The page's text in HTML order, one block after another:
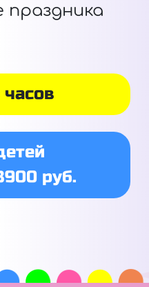
праздника
часов
руб.